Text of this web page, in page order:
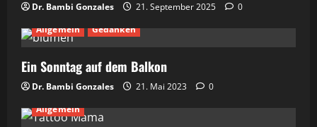
Dr. Bambi Gonzales 21. September 2025
0
Allgemein
Gedanken
Ein Sonntag auf dem Balkon
Dr. Bambi Gonzales 21. Mai 2023
0
Allgemein